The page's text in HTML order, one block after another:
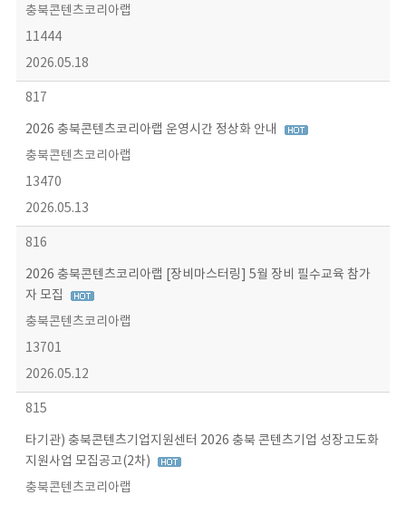
충북콘텐츠코리아랩
11444
2026.05.18
817
2026 충북콘텐츠코리아랩 운영시간 정상화 안내
충북콘텐츠코리아랩
13470
2026.05.13
816
2026 충북콘텐츠코리아랩 [장비마스터링] 5월 장비 필수교육 참가
자 모집
충북콘텐츠코리아랩
13701
2026.05.12
815
타기관) 충북콘텐츠기업지원센터 2026 충북 콘텐츠기업 성장고도화
지원사업 모집공고(2차)
충북콘텐츠코리아랩